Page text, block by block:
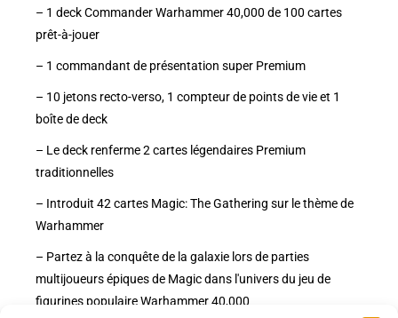
– 1 deck Commander Warhammer 40,000 de 100 cartes
prêt-à-jouer
– 1 commandant de présentation super Premium
– 10 jetons recto-verso, 1 compteur de points de vie et 1
boîte de deck
– Le deck renferme 2 cartes légendaires Premium
traditionnelles
– Introduit 42 cartes Magic: The Gathering sur le thème de
Warhammer
– Partez à la conquête de la galaxie lors de parties
multijoueurs épiques de Magic dans l'univers du jeu de
figurines populaire Warhammer 40,000